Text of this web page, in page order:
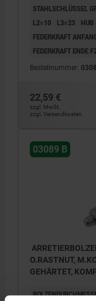
STAHLSCHLÜSSEL
L2=10
L3=23
FEDERKRAFT
FEDERKRAFT ENDE
Bestellnummer:
22,59 €
zzgl. MwSt.
zzgl. Versandkosten
03089 B
O.RASTNUT,
GEHÄRTET,